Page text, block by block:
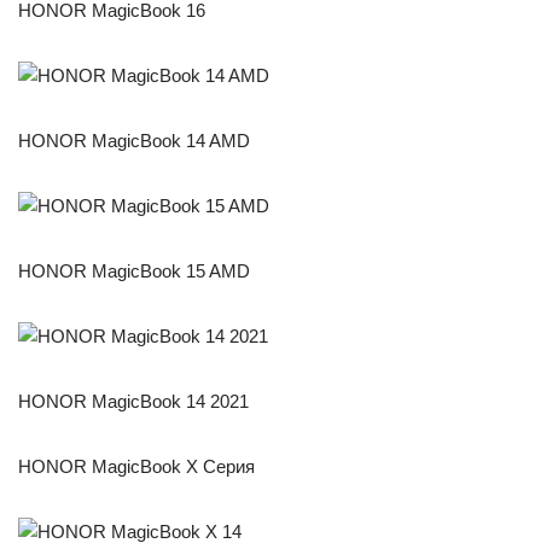
HONOR MagicBook 16
HONOR MagicBook 14 AMD
HONOR MagicBook 15 AMD
HONOR MagicBook 14 2021
HONOR MagicBook X Серия